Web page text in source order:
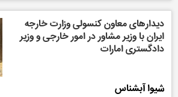
دیدارهای معاون کنسولی وزارت خارجه
ایران با وزیر مشاور در امور خارجی و وزیر
دادگستری امارات
شیوا آبشناس